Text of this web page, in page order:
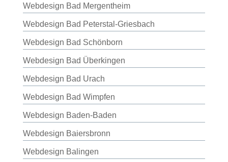
Webdesign Bad Mergentheim
Webdesign Bad Peterstal-Griesbach
Webdesign Bad Schönborn
Webdesign Bad Überkingen
Webdesign Bad Urach
Webdesign Bad Wimpfen
Webdesign Baden-Baden
Webdesign Baiersbronn
Webdesign Balingen